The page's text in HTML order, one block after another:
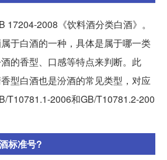
17204-2008《饮料酒分类白酒》。
于白酒的一种，具体是属于哪一类
的香型、口感等特点来判断。此
型白酒也是汾酒的常见类型，对应
T10781.1-2006和GB/T10781.2-200
标准号?